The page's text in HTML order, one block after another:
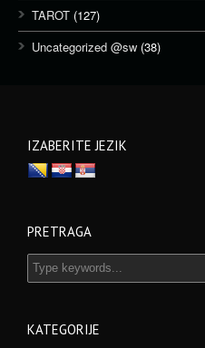
TAROT (127)
Uncategorized @sw (38)
IZABERITE JEZIK
PRETRAGA
KATEGORIJE